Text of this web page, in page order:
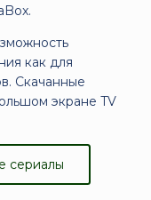
как для
Скачанные
экране TV
сериалы